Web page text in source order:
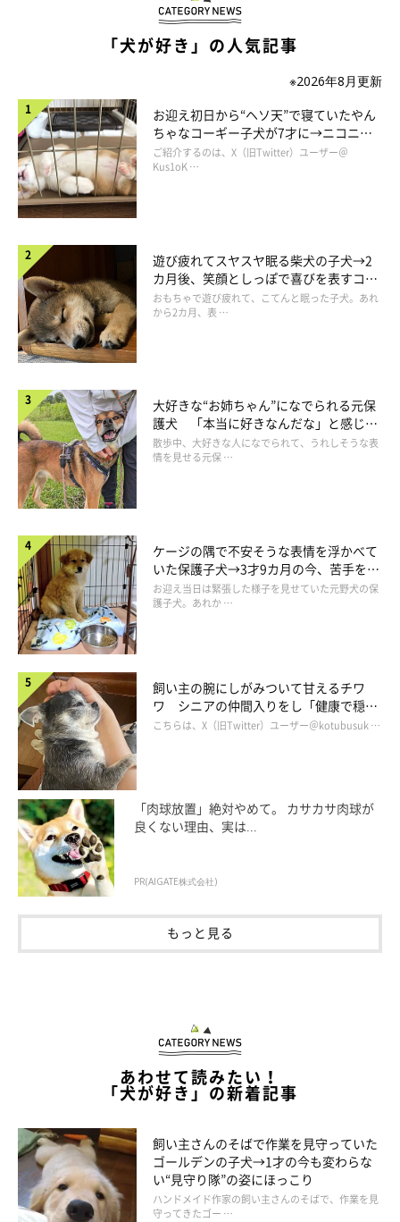
@amearisu
そんなときに知人から保護団体を紹介してもらい、里親募集中だ
2カ月と生まれたばかりで、手のひらサイズの小ささです。
「あまりのかわいさに、すぐにこのコにしようと決めました」
と、スヌーピーちゃんに一目惚れをしたご家族は、
のコでも絶対家族にしたい」
そして次の休日には、スヌーピーちゃんを迎えに行くことにした
のでした。
スヌーピーちゃんが家にやってくると、家族みんなで抱っこの取
りました。
「犬が好き」の人気記事
※2026年8月更新
お迎え初日から“ヘソ天”で寝ていたやん
ちゃなコーギー子犬が7才に→ニコニ
コ“コーギースマイル”が魅力のコに成
長！
ご紹介するのは、X（旧Twitter）ユーザー＠
Kus1oK …
遊び疲れてスヤスヤ眠る柴犬の子犬→2
カ月後、笑顔としっぽで喜びを表すコに
成長！
おもちゃで遊び疲れて、こてんと眠った子犬。あれ
から2カ月、表 …
大好きな“お姉ちゃん”になでられる元保
護犬 「本当に好きなんだな」と感じる
表情にほっこり
散歩中、大好きな人になでられて、うれしそうな表
情を見せる元保 …
ケージの隅で不安そうな表情を浮かべて
いた保護子犬→3才9カ月の今、苦手を克
服し頼もしいコに成長！
お迎え当日は緊張した様子を見せていた元野犬の保
護子犬。あれか …
飼い主の腕にしがみついて甘えるチワ
ワ シニアの仲間入りをし「健康で穏や
かな暮らしが続いてほしい」と願う
こちらは、X（旧Twitter）ユーザー＠kotubusuk …
「肉球放置」絶対やめて。 カサカサ肉球が
良くない理由、実は...
PR(AIGATE株式会社)
もっと見る
あわせて読みたい！
「犬が好き」の新着記事
飼い主さんのそばで作業を見守っていた
ゴールデンの子犬→1才の今も変わらな
い“見守り隊”の姿にほっこり
ハンドメイド作家の飼い主さんのそばで、作業を見
守ってきたゴー …